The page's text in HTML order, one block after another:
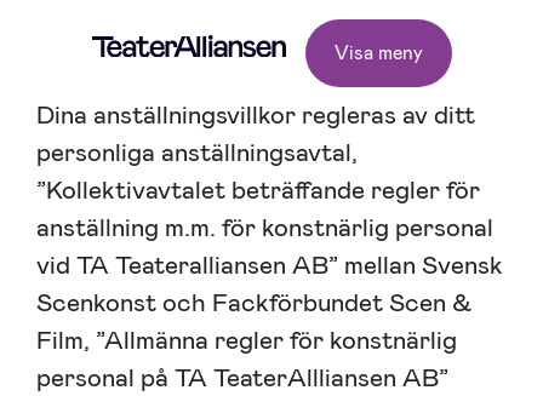
Visa meny
Dina anställningsvillkor regleras av ditt
personliga anställningsavtal,
”Kollektivavtalet beträffande regler för
anställning m.m. för konstnärlig personal
vid TA Teateralliansen AB” mellan Svensk
Scenkonst och Fackförbundet Scen &
Film, ”Allmänna regler för konstnärlig
personal på TA TeaterAllliansen AB”